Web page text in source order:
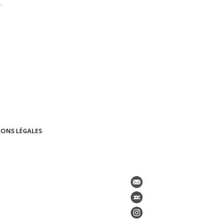
LÉGALES